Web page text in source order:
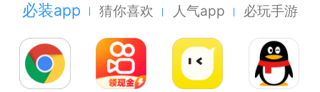
必装app 猜你喜欢 人气app 必玩手游